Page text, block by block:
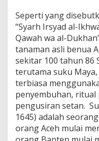
Seperti yang
“Syarh Irsyad al-
Qawah wa al-
tanaman asli benua
sekitar 100 tahun 86
terutama suku Maya,
terbiasa
penyembuhan, ritual
pengusiran setan.
1645) adalah
orang Aceh mulai